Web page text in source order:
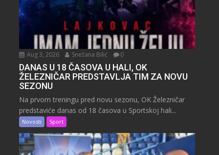
Aug 3, 2026 Snežana Bilić 0
DANAS U 18 ČASOVA U HALI, OK
ŽELEZNIČAR PREDSTAVLJA TIM ZA NOVU
SEZONU
Na prvom treningu pred novu sezonu, OK Železničar
predstaviće danas od 18 časova u Sportskoj hali...
Novosti Sport